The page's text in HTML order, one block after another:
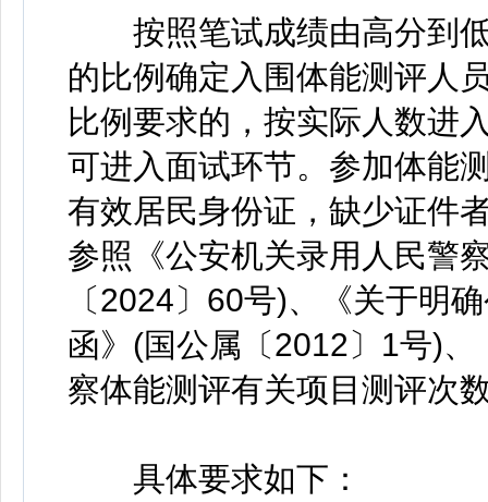
按照笔试成绩由高分到低
的比例确定入围体能测评人
比例要求的，按实际人数进
可进入面试环节。参加体能
有效居民身份证，缺少证件
参照《公安机关录用人民警
〔2024〕60号)、《关于明
函》(国公属〔2012〕1号)
察体能测评有关项目测评次
具体要求如下：